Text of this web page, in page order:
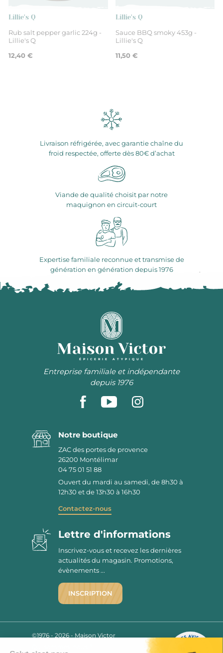
Lillie's Q
Rub salt pepper garlic 224g -
Lillie's Q
12,40 €
Lillie's Q
Sauce BBQ smoky 453g -
Lillie's Q
11,50 €
Livraison réfrigérée, avec garantie chaîne du
froid respectée, offerte dès 80€ d’achat
Viande de qualité choisit par notre
maquignon en circuit-court
Expertise familiale reconnue et transmise de
génération en génération depuis 1976
ÉPICERIE ATYPIQUE
Entreprise familiale et indépendante
depuis 1976
Notre boutique
ZAC des portes de provence
26200 Montélimar
04 75 01 51 88
Ouvert du mardi au samedi, de 8h30 à
12h30 et de 13h30 à 16h30
Contactez-nous
Lettre d'informations
Inscrivez-vous et recevez les dernières
actualités du magasin. Promotions,
évènements ...
INSCRIPTION
©1976 - 2026 - Maison Victor